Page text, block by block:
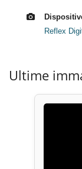
Reflex
Ultime